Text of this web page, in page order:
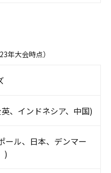
年大会時点）
、インドネシア、中国)
ール、日本、デンマー
)